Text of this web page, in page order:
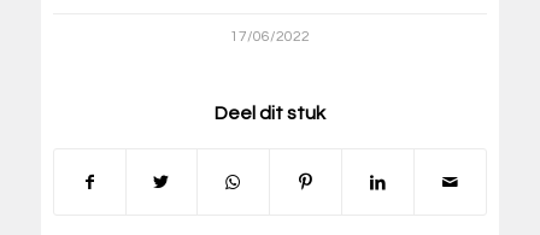
17/06/2022
Deel dit stuk